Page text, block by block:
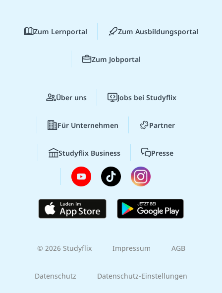
Zum Lernportal Zum Ausbildungsportal
Zum Jobportal
Über uns Jobs bei Studyflix
Für Unternehmen Partner
Studyflix Business Presse
© 2026 Studyflix Impressum AGB
Datenschutz Datenschutz-Einstellungen